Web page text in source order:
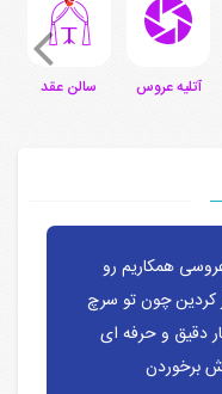
آتلیه عروس سالن عقد
همکاریم رو
کردین چون تو سرچ
دقیق و حرفه ای
برخوردن